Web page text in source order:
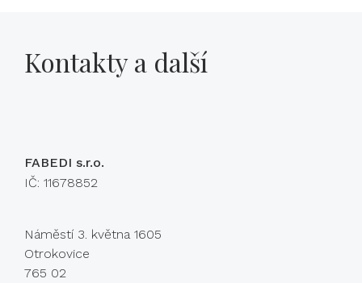
Kontakty a další
FABEDI s.r.o.
IČ: 11678852
Náměstí 3. května 1605
Otrokovice
765 02